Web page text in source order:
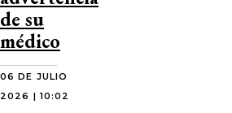
de su
médico
06 DE JULIO
2026 | 10:02